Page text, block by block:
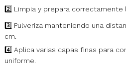
2️⃣ Limpia y prepara correctamente
3️⃣ Pulveriza manteniendo una
cm.
4️⃣ Aplica varias capas finas para
uniforme.